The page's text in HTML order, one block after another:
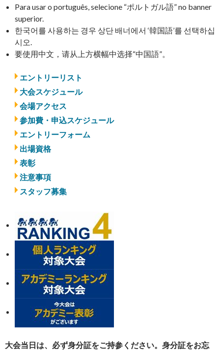
Para usar o português, selecione “ポルトガル語” no banner
superior.
한국어를 사용하는 경우 상단 배너에서 ‘韓国語’를 선택하십
시오.
要使用中文，请从上方横幅中选择“中国語”。
エントリーリスト
大会スケジュール
会場アクセス
参加費・申込スケジュール
エントリーフォーム
出場資格
表彰
注意事項
スタッフ募集
大会当日は、必ず身分証をご持参ください。身分証をお忘